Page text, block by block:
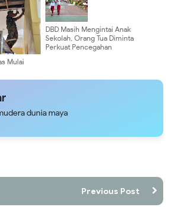
Mulai
DBD Masih Mengintai Anak
Sekolah, Orang Tua Diminta
Perkuat Pencegahan
dunia maya
Previous Post